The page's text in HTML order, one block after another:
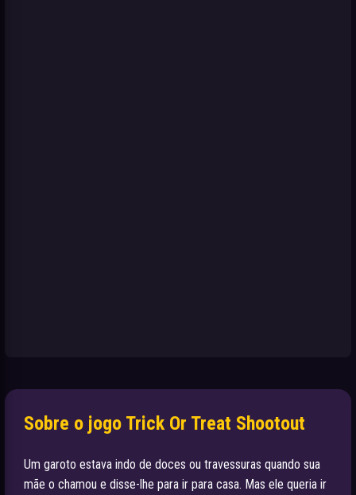
Sobre o jogo Trick Or Treat Shootout
Um garoto estava indo de doces ou travessuras quando sua
mãe o chamou e disse-lhe para ir para casa. Mas ele queria ir